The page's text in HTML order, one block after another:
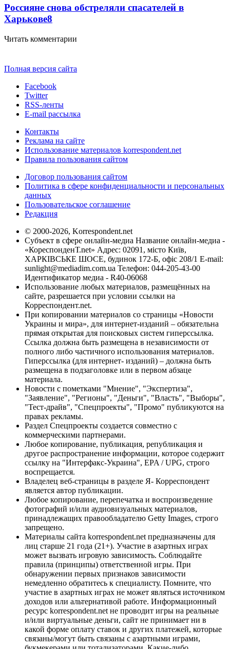
Россияне снова обстреляли спасателей в
Харькове8
Читать комментарии
Полная версия сайта
Facebook
Twitter
RSS-ленты
E-mail рассылка
Контакты
Реклама на сайте
Использование материалов korrespondent.net
Правила пользования сайтом
Договор пользования сайтом
Политика в сфере конфиденциальности и персональных
данных
Пользовательское соглашение
Редакция
© 2000-2026, Korrespondent.net
Субъект в сфере онлайн-медиа Название онлайн-медиа -
«КореспонденТ.net» Адрес: 02091, місто Київ,
ХАРКІВСЬКЕ ШОСЕ, будинок 172-Б, офіс 208/1 E-mail:
sunlight@mediadim.com.ua Телефон: 044-205-43-00
Идентификатор медиа - R40-06068
Использование любых материалов, размещённых на
сайте, разрешается при условии ссылки на
Корреспондент.net.
При копировании материалов со страницы «Новости
Украины и мира», для интернет-изданий – обязательна
прямая открытая для поисковых систем гиперссылка.
Ссылка должна быть размещена в независимости от
полного либо частичного использования материалов.
Гиперссылка (для интернет- изданий) – должна быть
размещена в подзаголовке или в первом абзаце
материала.
Новости с пометками "Мнение", "Экспертиза",
"Заявление", "Регионы", "Деньги", "Власть", "Выборы",
"Тест-драйв", "Спецпроекты", "Промо" публикуются на
правах рекламы.
Раздел Спецпроекты создается совместно с
коммерческими партнерами.
Любое копирование, публикация, републикация и
другое распространение информации, которое содержит
ссылку на "Интерфакс-Украина", EPA / UPG, строго
воспрещается.
Владелец веб-страницы в разделе Я- Корреспондент
является автор публикации.
Любое копирование, перепечатка и воспроизведение
фотографий и/или аудиовизуальных материалов,
принадлежащих правообладателю Getty Images, строго
запрещено.
Материалы сайта korrespondent.net предназначены для
лиц старше 21 года (21+). Участие в азартных играх
может вызвать игровую зависимость. Соблюдайте
правила (принципы) ответственной игры. При
обнаружении первых признаков зависимости
немедленно обратитесь к специалисту. Помните, что
участие в азартных играх не может являться источником
доходов или альтернативой работе. Информационный
ресурс korrespondent.net не проводит игры на реальные
и/или виртуальные деньги, сайт не принимает ни в
какой форме оплату ставок и других платежей, которые
связаны/могут быть связаны с азартными играми,